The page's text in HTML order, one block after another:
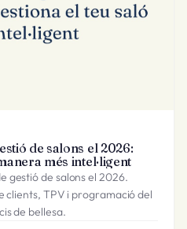
de salons el 2026:
més intel·ligent
gestió de salons el 2026.
clients, TPV i programació del
de bellesa.